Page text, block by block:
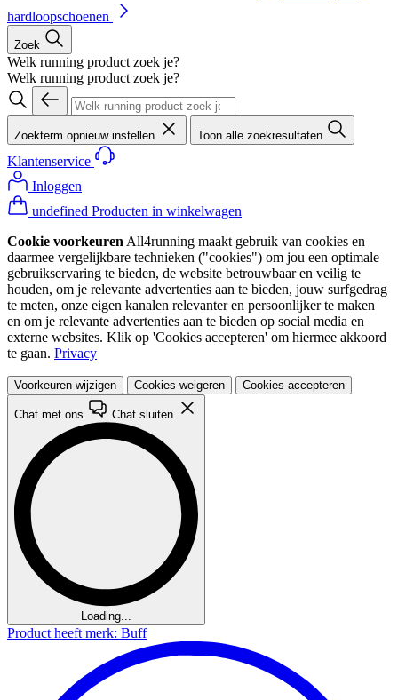
hardloopschoenen
Zoek
Welk running product zoek je?
Welk running product zoek je?
Zoekterm opnieuw instellen Toon alle zoekresultaten
Klantenservice
Inloggen
undefined Producten in winkelwagen
Cookie voorkeuren All4running maakt gebruik van cookies en
daarmee vergelijkbare technieken ("cookies") om jou een optimale
gebruikservaring te bieden, de website betrouwbaar en veilig te
houden, om je relevante advertenties aan te bieden, jouw surfgedrag
te meten, onze eigen kanalen relevanter en persoonlijker te maken
en om je relevante advertenties aan te bieden op social media en
externe websites. Klik op 'Cookies accepteren' om hiermee akkoord
te gaan. Privacy
Voorkeuren wijzigen Cookies weigeren Cookies accepteren
Chat met ons Chat sluiten
Loading...
Product heeft merk: Buff